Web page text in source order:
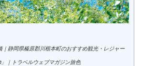
｜静岡県榛原郡川根本町のおすすめ観光・レジャー
｜トラベルウェブマガジン旅色